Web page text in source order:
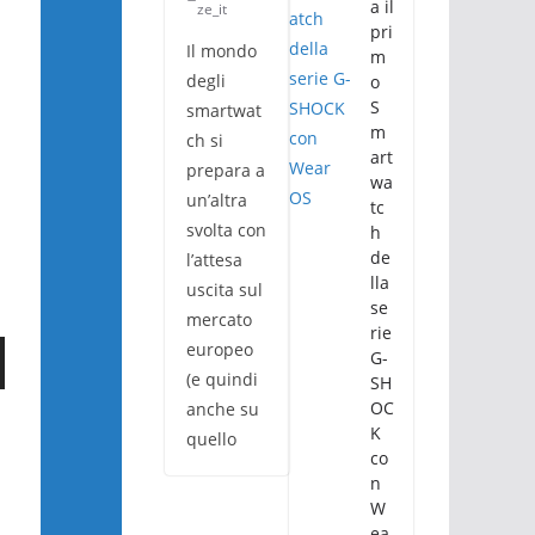
ze_it
Il mondo
degli
smartwat
ch si
prepara a
un’altra
svolta con
l’attesa
uscita sul
mercato
europeo
(e quindi
anche su
quello
a il
pri
m
o
S
m
art
wa
tc
h
de
lla
se
rie
G-
SH
OC
K
co
n
W